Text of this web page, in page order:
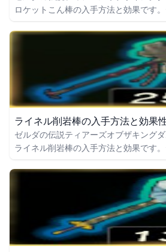
ロケットこん棒の入手方法と効果です
いても掲載しています。
ライネル削岩棒の入手方法と効果
ゼルダの伝説ティアーズオブザキング
ライネル削岩棒の入手方法と効果です
いても掲載しています。